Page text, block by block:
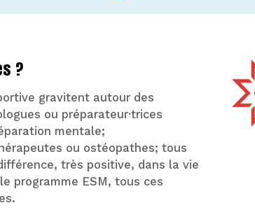
?
gravitent autour des
ou préparateur·trices
mentale;
ou ostéopathes; tous
très positive, dans la vie
programme ESM, tous ces